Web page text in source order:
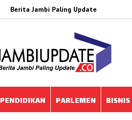
Berita Jambi Paling Update
PENDIDIKAN PARLEMEN BISNIS